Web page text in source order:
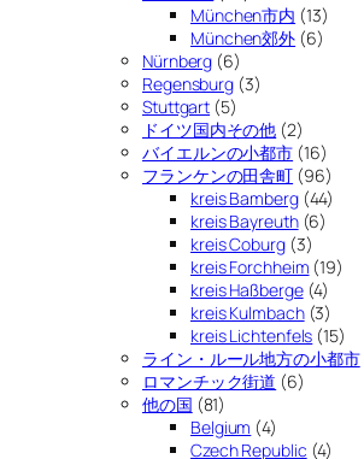
München市内 (13)
München郊外 (6)
Nürnberg (6)
Regensburg (3)
Stuttgart (5)
ドイツ国内その他 (2)
バイエルンの小都市 (16)
フランケンの田舎町 (96)
kreis Bamberg(44)
kreis Bayreuth(6)
kreis Coburg(3)
kreis Forchheim (19)
kreis Haßberge(4)
kreis Kulmbach(3)
kreis Lichtenfels (15)
ライン・ルール地方の小都市
ロマンチック街道 (6)
他の国 (81)
Belgium (4)
Czech Republic (4)